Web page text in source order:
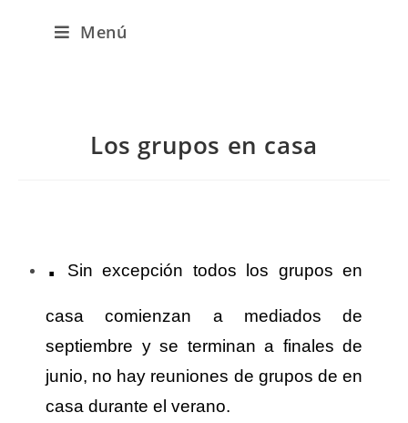
Menú
Los grupos en casa
. Sin excepción todos los grupos en
casa comienzan a mediados de
septiembre y se terminan a finales de
junio, no hay reuniones de grupos de en
casa durante el verano.